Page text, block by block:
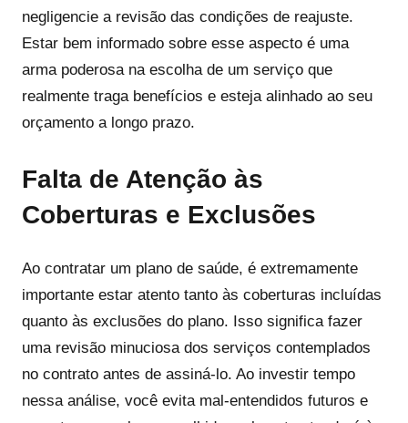
negligencie a revisão das condições de reajuste.
Estar bem informado sobre esse aspecto é uma
arma poderosa na escolha de um serviço que
realmente traga benefícios e esteja alinhado ao seu
orçamento a longo prazo.
Falta de Atenção às
Coberturas e Exclusões
Ao contratar um plano de saúde, é extremamente
importante estar atento tanto às coberturas incluídas
quanto às exclusões do plano. Isso significa fazer
uma revisão minuciosa dos serviços contemplados
no contrato antes de assiná-lo. Ao investir tempo
nessa análise, você evita mal-entendidos futuros e